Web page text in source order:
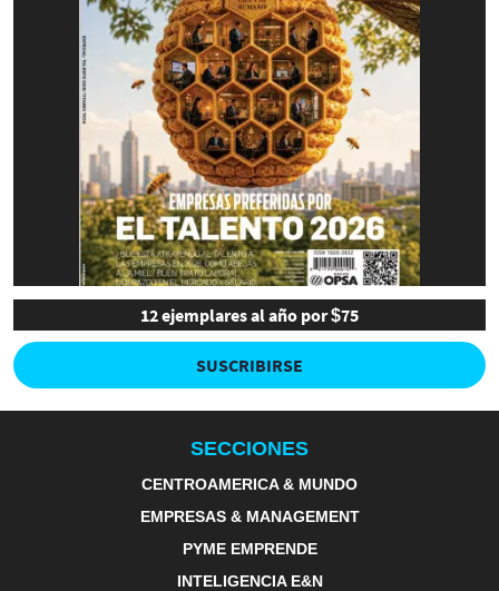
12 ejemplares al año por $75
SUSCRIBIRSE
SECCIONES
CENTROAMERICA & MUNDO
EMPRESAS & MANAGEMENT
PYME EMPRENDE
INTELIGENCIA E&N